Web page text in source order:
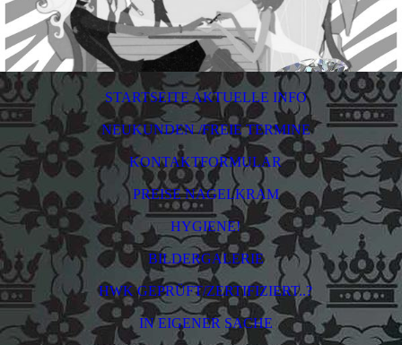
STARTSEITE AKTUELLE INFO
NEUKUNDEN /FREIE TERMINE
KONTAKTFORMULAR
PREISE NAGELKRAM
HYGIENE!
BILDERGALERIE
HWK GEPRÜFT/ZERTIFIZIERT..?
IN EIGENER SACHE